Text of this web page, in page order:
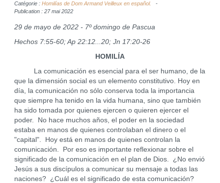
Catégorie : Homilías de Dom Armand Veilleux en español.
Publication : 27 mai 2022
29 de mayo de 2022 - 7º domingo de Pascua
Hechos 7:55-60; Ap 22:12...20; Jn 17:20-26
HOMILÍA
La comunicación es esencial para el ser humano, de la
que la dimensión social es un elemento constitutivo. Hoy en
día, la comunicación no sólo conserva toda la importancia
que siempre ha tenido en la vida humana, sino que también
ha sido tomada por quienes ejercen o quieren ejercer el
poder. No hace muchos años, el poder en la sociedad
estaba en manos de quienes controlaban el dinero o el
"capital". Hoy está en manos de quienes controlan la
comunicación. Por eso es importante reflexionar sobre el
significado de la comunicación en el plan de Dios. ¿No envió
Jesús a sus discípulos a comunicar su mensaje a todas las
naciones? ¿Cuál es el significado de esta comunicación?